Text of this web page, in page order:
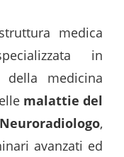
medica
in
della medicina
malattie del
Neuroradiologo,
avanzati ed